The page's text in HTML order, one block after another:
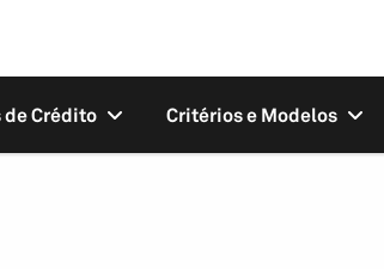
de Crédito Critérios e Modelos